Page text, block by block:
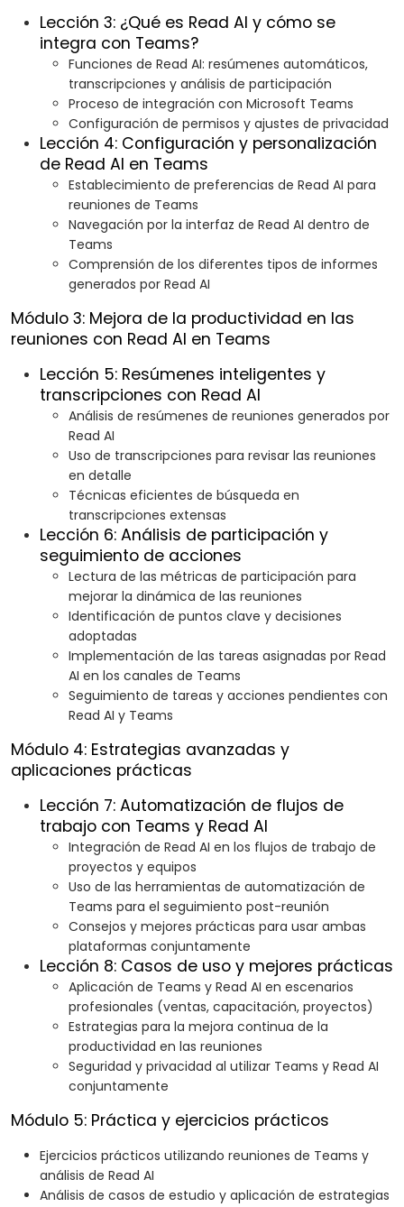
Lección 3: ¿Qué es Read AI y cómo se
integra con Teams?
Funciones de Read AI: resúmenes automáticos,
transcripciones y análisis de participación
Proceso de integración con Microsoft Teams
Configuración de permisos y ajustes de privacidad
Lección 4: Configuración y personalización
de Read AI en Teams
Establecimiento de preferencias de Read AI para
reuniones de Teams
Navegación por la interfaz de Read AI dentro de
Teams
Comprensión de los diferentes tipos de informes
generados por Read AI
Módulo 3: Mejora de la productividad en las
reuniones con Read AI en Teams
Lección 5: Resúmenes inteligentes y
transcripciones con Read AI
Análisis de resúmenes de reuniones generados por
Read AI
Uso de transcripciones para revisar las reuniones
en detalle
Técnicas eficientes de búsqueda en
transcripciones extensas
Lección 6: Análisis de participación y
seguimiento de acciones
Lectura de las métricas de participación para
mejorar la dinámica de las reuniones
Identificación de puntos clave y decisiones
adoptadas
Implementación de las tareas asignadas por Read
AI en los canales de Teams
Seguimiento de tareas y acciones pendientes con
Read AI y Teams
Módulo 4: Estrategias avanzadas y
aplicaciones prácticas
Lección 7: Automatización de flujos de
trabajo con Teams y Read AI
Integración de Read AI en los flujos de trabajo de
proyectos y equipos
Uso de las herramientas de automatización de
Teams para el seguimiento post-reunión
Consejos y mejores prácticas para usar ambas
plataformas conjuntamente
Lección 8: Casos de uso y mejores prácticas
Aplicación de Teams y Read AI en escenarios
profesionales (ventas, capacitación, proyectos)
Estrategias para la mejora continua de la
productividad en las reuniones
Seguridad y privacidad al utilizar Teams y Read AI
conjuntamente
Módulo 5: Práctica y ejercicios prácticos
Ejercicios prácticos utilizando reuniones de Teams y
análisis de Read AI
Análisis de casos de estudio y aplicación de estrategias